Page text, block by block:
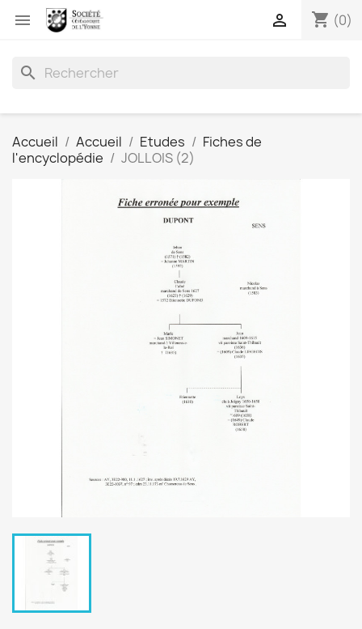
 shopping_cart (0)

search
Accueil Accueil Etudes
Fiches de
l'encyclopédie
JOLLOIS (2)